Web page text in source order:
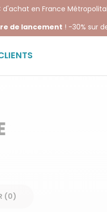
d'achat en France
de lancement ! -30% sur
COMPARER (0